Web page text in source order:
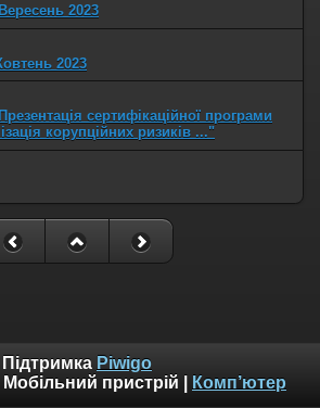
2023
2023
Презентація сертифікаційної програми
корупційних ризиків ..."
Підтримка Piwigo
Мобільний пристрій Комп’ютер